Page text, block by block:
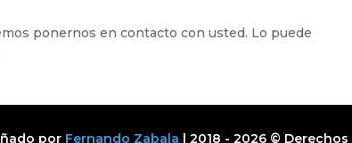
ponernos en contacto con usted. Lo puede
por Fernando Zabala | 2018 - 2026 © Derechos